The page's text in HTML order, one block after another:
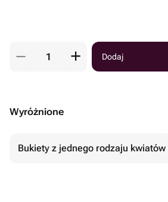
Dodaj
Wyróżnione
Bukiety z jednego rodzaju kwiatów